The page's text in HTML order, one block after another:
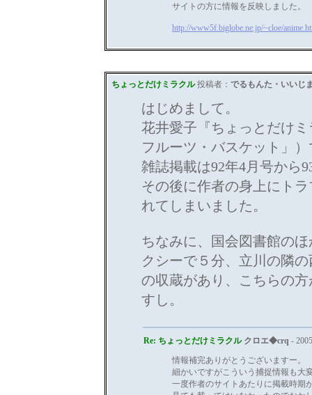
サイトの方に情報を反映しました。
http://www5f.biglobe.ne.jp/~cloe/
ちょっとだけミラクル投稿者： でるもんた・いいじ
はじめまして。
花井愛子『ちょっとだけ
フルーツ・バスケット」
雑誌掲載は92年4月号から
その後に作者の身上にト
れてしまいました。
ちなみに、国会図書館の
クシーで５分、立川の隣
の収蔵があり、こちらの
すし。
Re: ちょっとだけミラクル クロエ◆crq -
情報補完ありがとうございますー。
細かいですがこういう捕捉情報も大
一度作者のサイトあたりに掲載時期